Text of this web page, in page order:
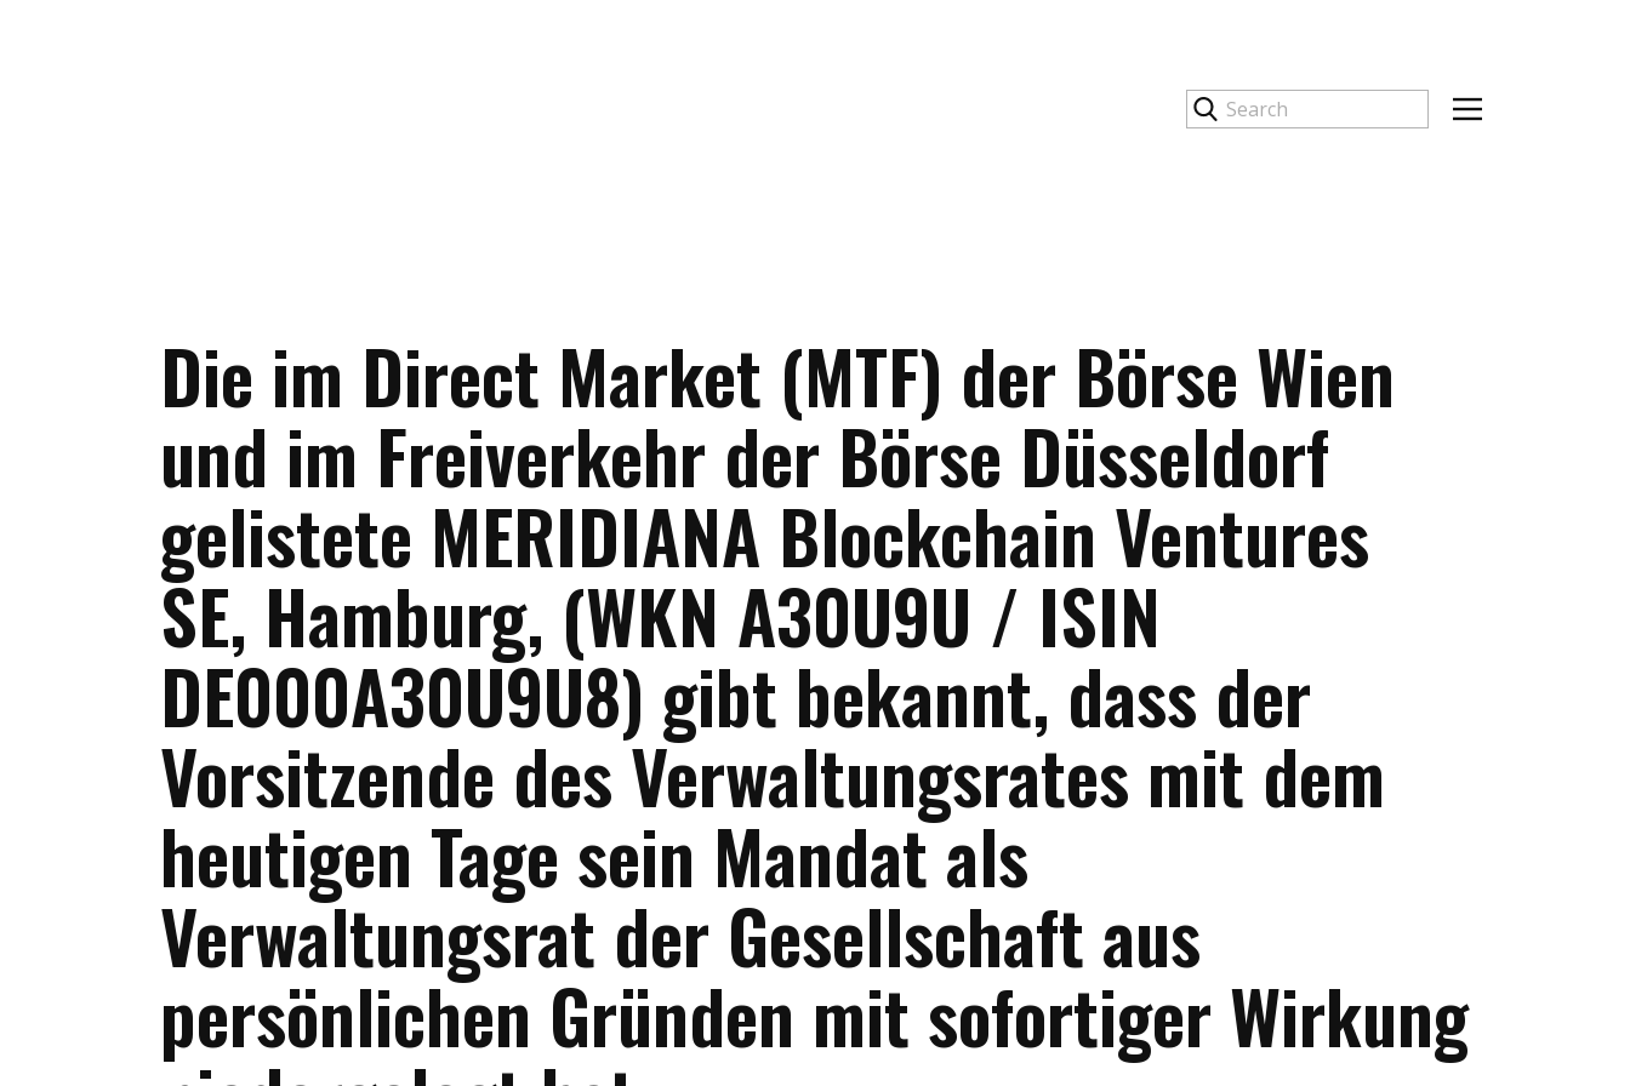
Die im Direct Market (MTF) der Börse Wien
und im Freiverkehr der Börse Düsseldorf
gelistete MERIDIANA Blockchain Ventures
SE, Hamburg, (WKN A30U9U / ISIN
DE000A30U9U8) gibt bekannt, dass der
Vorsitzende des Verwaltungsrates mit dem
heutigen Tage sein Mandat als
Verwaltungsrat der Gesellschaft aus
persönlichen Gründen mit sofortiger Wirkung